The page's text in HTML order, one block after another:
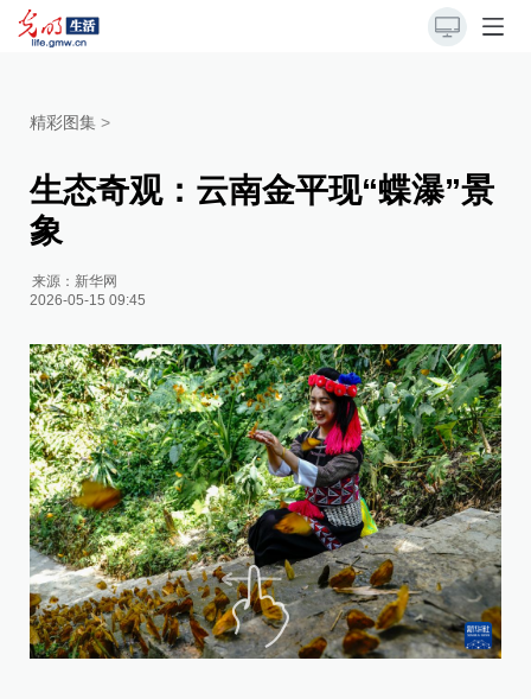
精彩图集 >
生态奇观：云南金平现“蝶瀑”景
象
来源： 新华网
2026-05-15 09:45